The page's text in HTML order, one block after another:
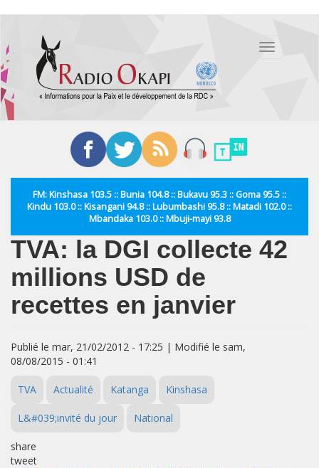
contenu
principal
Toggle
FM: Kinshasa 103.5 :: Bunia 104.8 :: Bukavu 95.3 :: Goma 95.5 ::
Kindu 103.0 :: Kisangani 94.8 :: Lubumbashi 95.8 :: Matadi 102.0 ::
Mbandaka 103.0 :: Mbuji-mayi 93.8
TVA: la DGI collecte 42
millions USD de
recettes en janvier
Publié le mar, 21/02/2012 - 17:25 | Modifié le sam,
08/08/2015 - 01:41
TVA Actualité Katanga Kinshasa
L&#039;invité du jour National
share
tweet